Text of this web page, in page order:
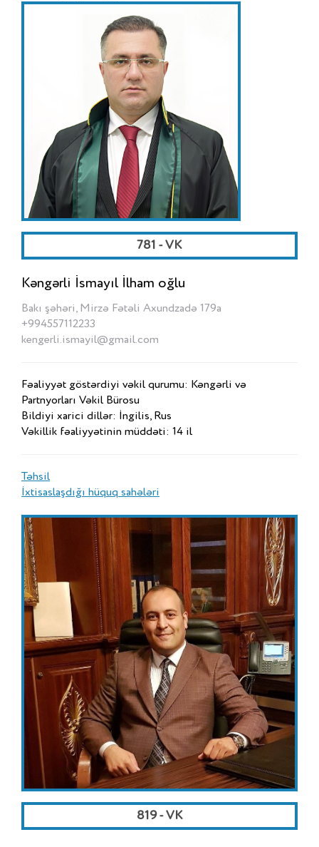
781 - VK
Kəngərli İsmayıl İlham oğlu
Bakı şəhəri, Mirzə Fətəli Axundzadə 179a
+994557112233
kengerli.ismayil@gmail.com
Fəaliyyət göstərdiyi vəkil qurumu: Kəngərli və
Partnyorları Vəkil Bürosu
Bildiyi xarici dillər: İngilis, Rus
Vəkillik fəaliyyətinin müddəti: 14 il
Təhsil
İxtisaslaşdığı hüquq sahələri
819 - VK